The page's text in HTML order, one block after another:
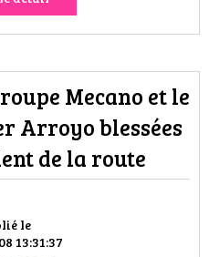
le
13:31:37
Mecano et le
Arroyo blessées
de la route